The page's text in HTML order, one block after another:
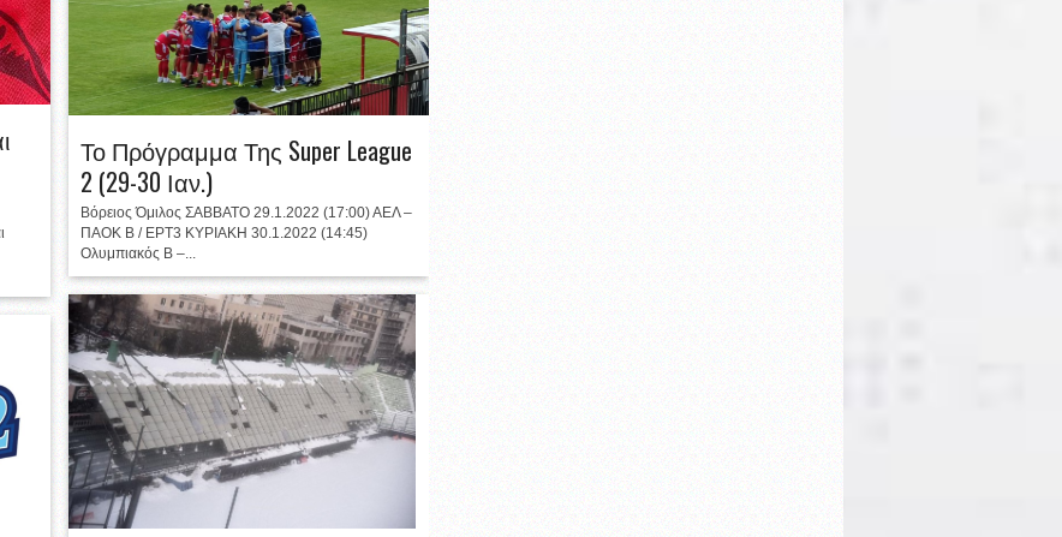
Το Πρόγραμμα Της Super League
2 (29-30 Ιαν.)
Βόρειος Όμιλος ΣΑΒΒΑΤΟ 29.1.2022 (17:00) ΑΕΛ –
ΠΑΟΚ Β / ΕΡΤ3 ΚΥΡΙΑΚΗ 30.1.2022 (14:45)
Ολυμπιακός Β –...